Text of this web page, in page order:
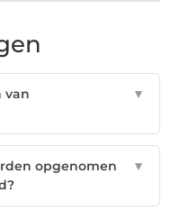
van
▼
opgenomen
▼